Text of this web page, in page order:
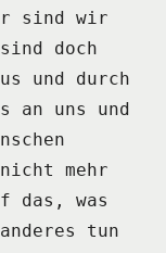
sind wir
doch
und durch
an uns und
mehr
das, was
tun